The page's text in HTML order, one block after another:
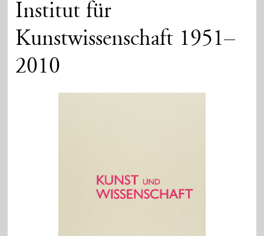
Institut für
Kunstwissenschaft 1951–
2010